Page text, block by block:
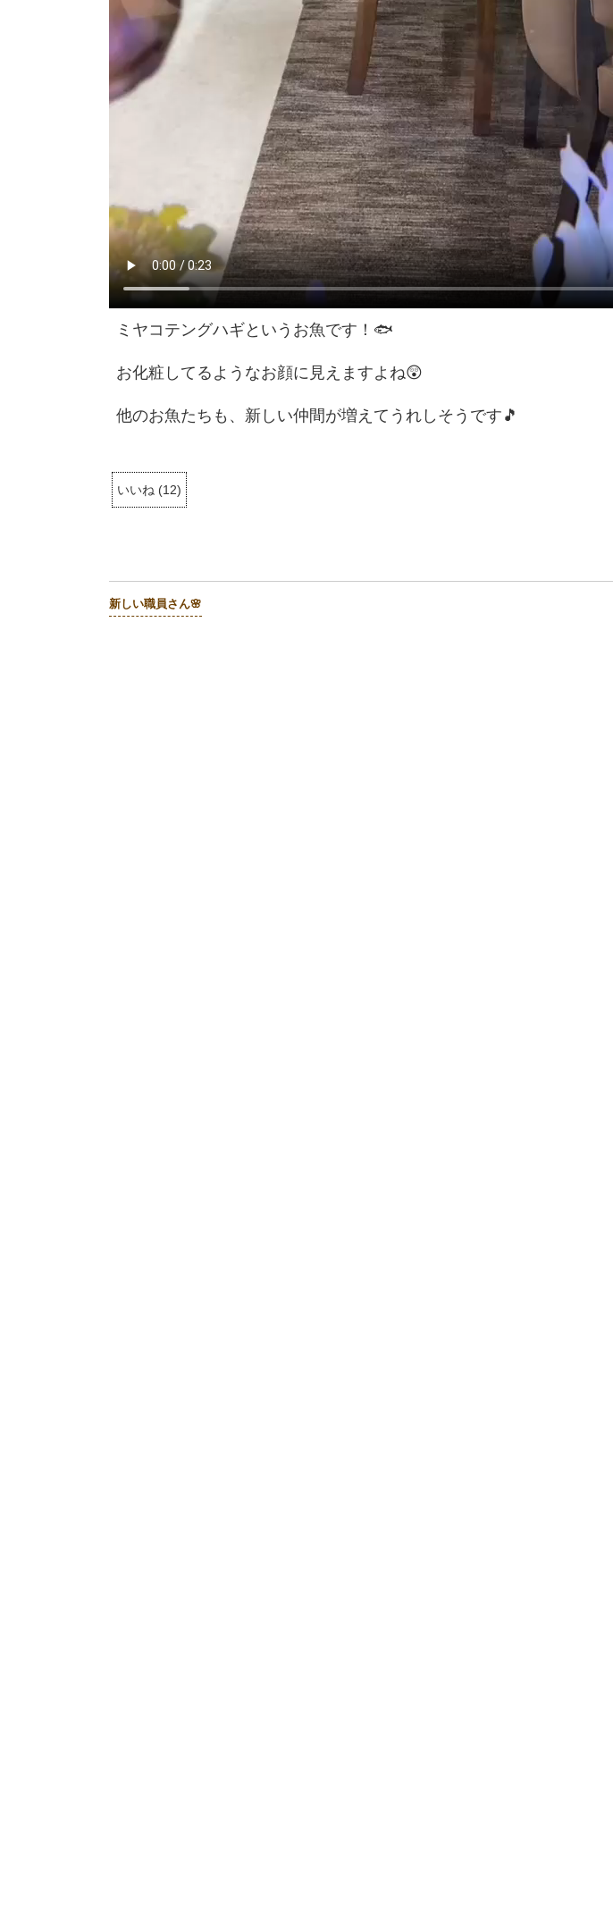
ミヤコテングハギというお魚です！🐟
お化粧してるようなお顔に見えますよね😲
他のお魚たちも、新しい仲間が増えてうれしそうです🎵
いいね (12)
新しい職員さん🌸